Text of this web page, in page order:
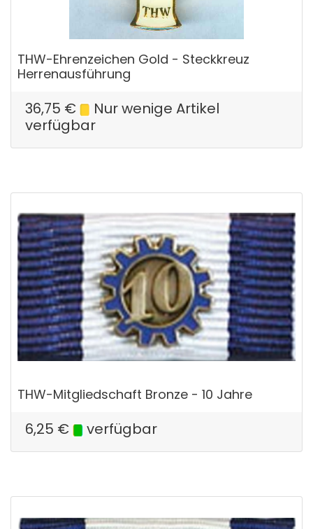
THW-Ehrenzeichen Gold - Steckkreuz
Herrenausführung
36,75 €
Nur wenige Artikel
verfügbar
THW-Mitgliedschaft Bronze - 10 Jahre
6,25 € verfügbar